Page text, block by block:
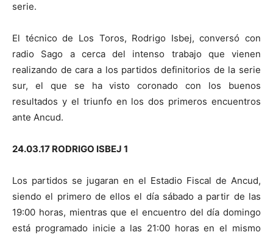
serie.
El técnico de Los Toros, Rodrigo Isbej, conversó con
radio Sago a cerca del intenso trabajo que vienen
realizando de cara a los partidos definitorios de la serie
sur, el que se ha visto coronado con los buenos
resultados y el triunfo en los dos primeros encuentros
ante Ancud.
24.03.17 RODRIGO ISBEJ 1
Los partidos se jugaran en el Estadio Fiscal de Ancud,
siendo el primero de ellos el día sábado a partir de las
19:00 horas, mientras que el encuentro del día domingo
está programado inicie a las 21:00 horas en el mismo